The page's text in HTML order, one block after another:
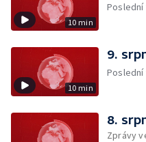
10 min
10 min
9.
8.
Zprávy